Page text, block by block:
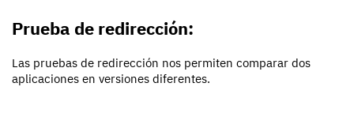
Prueba de redirección:
Las pruebas de redirección nos permiten comparar dos
aplicaciones en versiones diferentes.